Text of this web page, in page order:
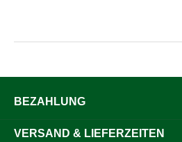
BEZAHLUNG
VERSAND & LIEFERZEITEN